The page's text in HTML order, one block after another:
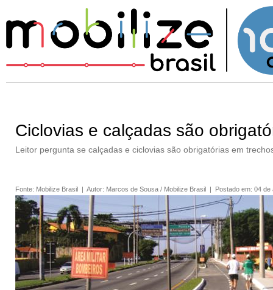
Ciclovias e calçadas são
Leitor pergunta se calçadas e ciclovias são obrigatórias em
Fonte: Mobilize Brasil | Autor: Marcos de Sousa / Mobilize Brasil | Postado em: 04 de